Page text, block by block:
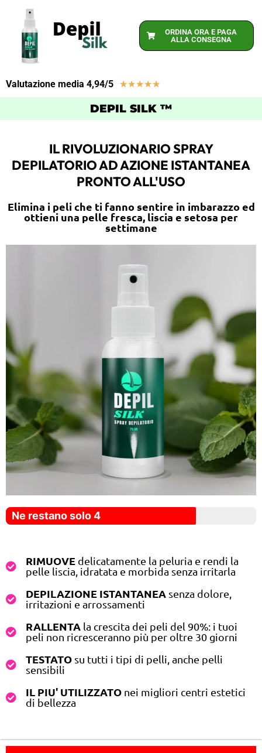
ORDINA ORA E PAGA
ALLA CONSEGNA
Valutazione media 4,94/5 ★★★★★
DEPIL SILK ™
IL RIVOLUZIONARIO SPRAY
DEPILATORIO AD AZIONE ISTANTANEA
PRONTO ALL'USO
Elimina i peli che ti fanno sentire in imbarazzo ed
ottieni una pelle fresca, liscia e setosa per
settimane
Ne restano solo 4
RIMUOVE delicatamente la peluria e rendi la
pelle liscia, idratata e morbida senza irritarla
DEPILAZIONE ISTANTANEA senza dolore,
irritazioni e arrossamenti
RALLENTA la crescita dei peli del 90%: i tuoi
peli non ricresceranno più per oltre 30 giorni
TESTATO su tutti i tipi di pelli, anche pelli
sensibili
IL PIU' UTILIZZATO nei migliori centri estetici
di bellezza